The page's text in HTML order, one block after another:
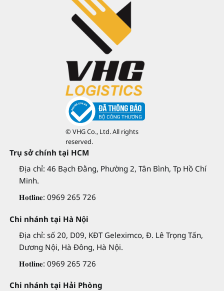
© VHG Co., Ltd. All rights
reserved.
Trụ sở chính tại HCM
Địa chỉ: 46 Bạch Đằng, Phường 2, Tân Bình, Tp Hồ Chí
Minh.
𝐇𝐨𝐭𝐥𝐢𝐧𝐞: 0969 265 726
Chi nhánh tại Hà Nội
Địa chỉ: số 20, D09, KĐT Geleximco, Đ. Lê Trọng Tấn,
Dương Nội, Hà Đông, Hà Nội.
𝐇𝐨𝐭𝐥𝐢𝐧𝐞: 0969 265 726
Chi nhánh tại Hải Phòng